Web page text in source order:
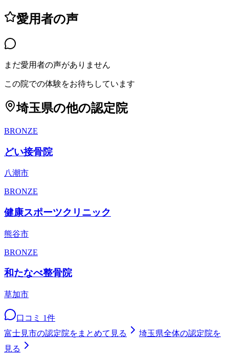
愛用者の声
まだ愛用者の声がありません
この院での体験をお待ちしています
埼玉県の他の認定院
BRONZE
どい接骨院
八潮市
BRONZE
健康スポーツクリニック
熊谷市
BRONZE
和たなべ整骨院
草加市
口コミ 1件
富士見市の認定院をまとめて見る 埼玉県全体の認定院を
見る